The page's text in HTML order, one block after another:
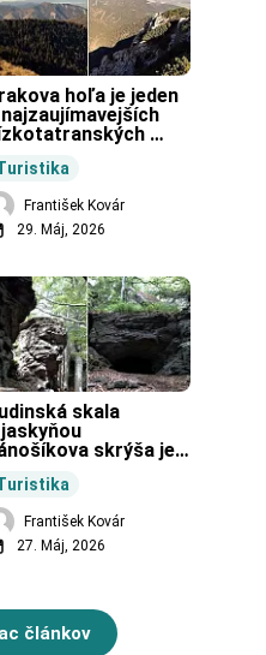
hoľa je jeden
najzaujímavejších
František Kovár
29. Máj, 2026
skala
jaskyňou
skrýša je
Budiná.
František Kovár
27. Máj, 2026
článkov